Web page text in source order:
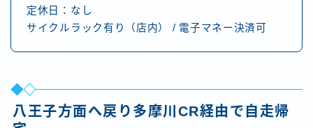
定休日：なし
サイクルラック有り（店内） / 電子マネー決済可
八王子方面へ戻り多摩川CR経由で自走帰